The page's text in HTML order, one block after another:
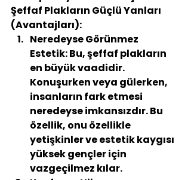
Şeffaf Plakların Güçlü Yanları
(Avantajları):
Neredeyse Görünmez
Estetik: Bu, şeffaf plakların
en büyük vaadidir.
Konuşurken veya gülerken,
insanların fark etmesi
neredeyse imkansızdır. Bu
özellik, onu özellikle
yetişkinler ve estetik kaygısı
yüksek gençler için
vazgeçilmez kılar.